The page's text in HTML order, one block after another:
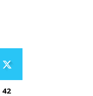
42